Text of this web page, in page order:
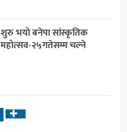
शुरु भयो बनेपा सांस्कृतिक
महोत्सव-२५गतेसम्म चल्ने
Next